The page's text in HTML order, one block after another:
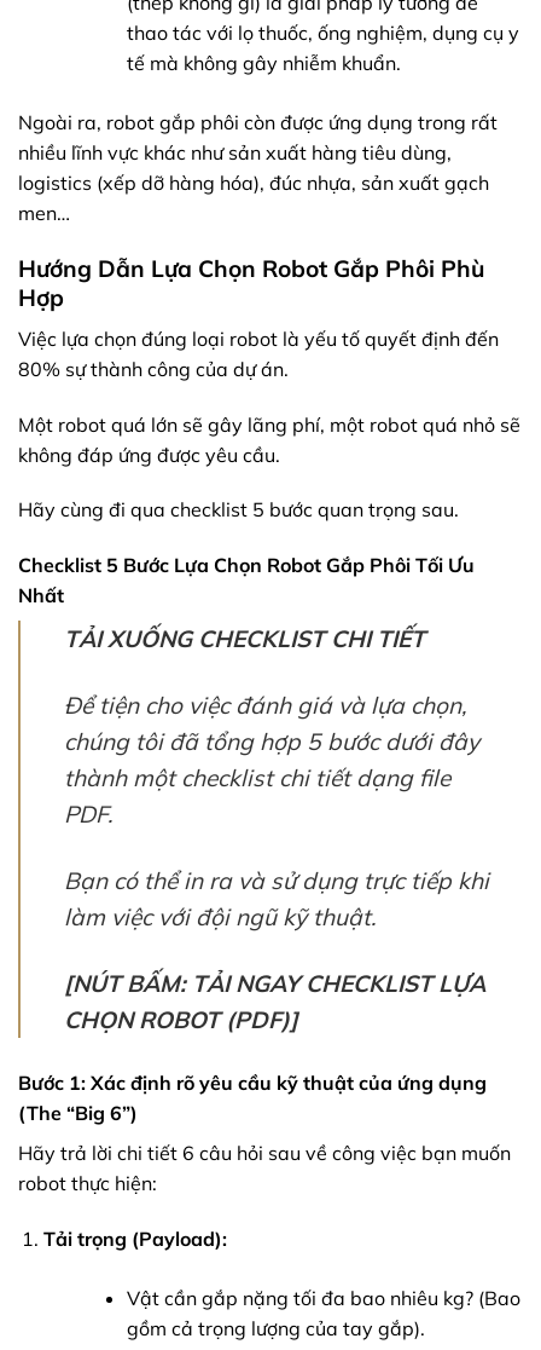
thao tác với lọ thuốc, ống nghiệm, dụng cụ y
tế mà không gây nhiễm khuẩn.
Ngoài ra, robot gắp phôi còn được ứng dụng trong rất
nhiều lĩnh vực khác như sản xuất hàng tiêu dùng,
logistics (xếp dỡ hàng hóa), đúc nhựa, sản xuất gạch
men…
Hướng Dẫn Lựa Chọn Robot Gắp Phôi Phù
Hợp
Việc lựa chọn đúng loại robot là yếu tố quyết định đến
80% sự thành công của dự án.
Một robot quá lớn sẽ gây lãng phí, một robot quá nhỏ sẽ
không đáp ứng được yêu cầu.
Hãy cùng đi qua checklist 5 bước quan trọng sau.
Checklist 5 Bước Lựa Chọn Robot Gắp Phôi Tối Ưu
Nhất
TẢI XUỐNG CHECKLIST CHI TIẾT
Để tiện cho việc đánh giá và lựa chọn,
chúng tôi đã tổng hợp 5 bước dưới đây
thành một checklist chi tiết dạng file
PDF.
Bạn có thể in ra và sử dụng trực tiếp khi
làm việc với đội ngũ kỹ thuật.
[NÚT BẤM: TẢI NGAY CHECKLIST LỰA
CHỌN ROBOT (PDF)]
Bước 1: Xác định rõ yêu cầu kỹ thuật của ứng dụng
(The “Big 6”)
Hãy trả lời chi tiết 6 câu hỏi sau về công việc bạn muốn
robot thực hiện:
Tải trọng (Payload):
Vật cần gắp nặng tối đa bao nhiêu kg? (Bao
gồm cả trọng lượng của tay gắp).